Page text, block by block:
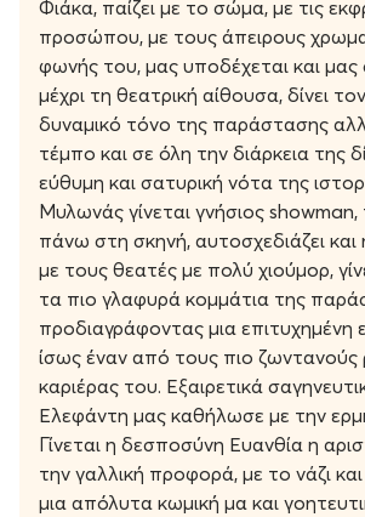
Φιάκα, παίζει με το σώμα, με τις
προσώπου, με τους άπειρους
φωνής του, μας υποδέχεται και μας
μέχρι τη θεατρική αίθουσα, δίνει
δυναμικό τόνο της παράστασης
τέμπο και σε όλη την διάρκεια της
εύθυμη και σατυρική νότα της
Μυλωνάς γίνεται γνήσιος showman,
πάνω στη σκηνή, αυτοσχεδιάζει
με τους θεατές με πολύ χιούμορ,
τα πιο γλαφυρά κομμάτια της
προδιαγράφοντας μια επιτυχημένη
ίσως έναν από τους πιο ζωντανούς
καριέρας του. Εξαιρετικά
Ελεφάντη μας καθήλωσε με την
Γίνεται η δεσποσύνη Ευανθία η
την γαλλική προφορά, με το νάζι
μια απόλυτα κωμική μα και